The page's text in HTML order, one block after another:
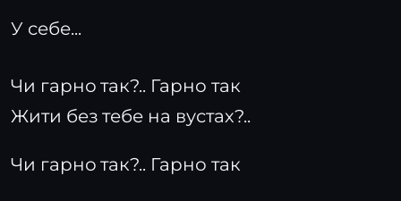
У себе...
Чи гарно так?.. Гарно так
Жити без тебе на вустах?..
Чи гарно так?.. Гарно так